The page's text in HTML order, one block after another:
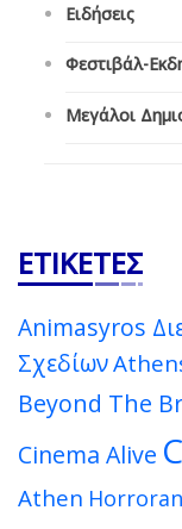
Ειδήσεις
Φεστιβάλ-
Μεγάλοι
ΕΤΙΚΈΤΕΣ
Animasyros
Σχεδίων
Beyond The
Cinema Alive
Athen